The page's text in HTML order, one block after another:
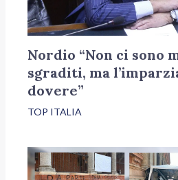
Nordio “Non ci sono
sgraditi, ma
dovere”
TOP ITALIA